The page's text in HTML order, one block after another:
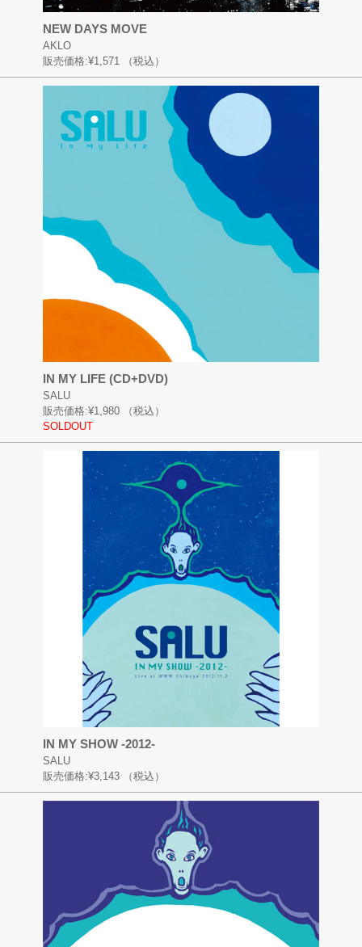
NEW DAYS MOVE
AKLO
販売価格:¥1,571 （税込）
IN MY LIFE (CD+DVD)
SALU
販売価格:¥1,980
（税込）
SOLDOUT
IN MY SHOW -2012-
SALU
販売価格:¥3,143 （税込）